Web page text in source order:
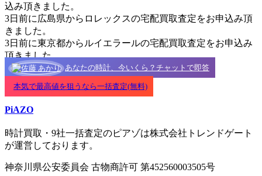
込み頂きました。
3日前に広島県からロレックスの宅配買取査定をお申込み頂
きました。
3日前に東京都からルイエラールの宅配買取査定をお申込み
頂きました。
あなたの時計、今いくら？チャットで即答
本気で最高値を狙うなら一括査定(無料)
PiAZO
時計買取・9社一括査定のピアゾは株式会社トレンドゲート
が運営しております。
神奈川県公安委員会 古物商許可 第452560003505号